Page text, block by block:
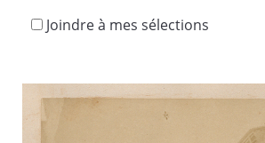
Joindre à mes sélections